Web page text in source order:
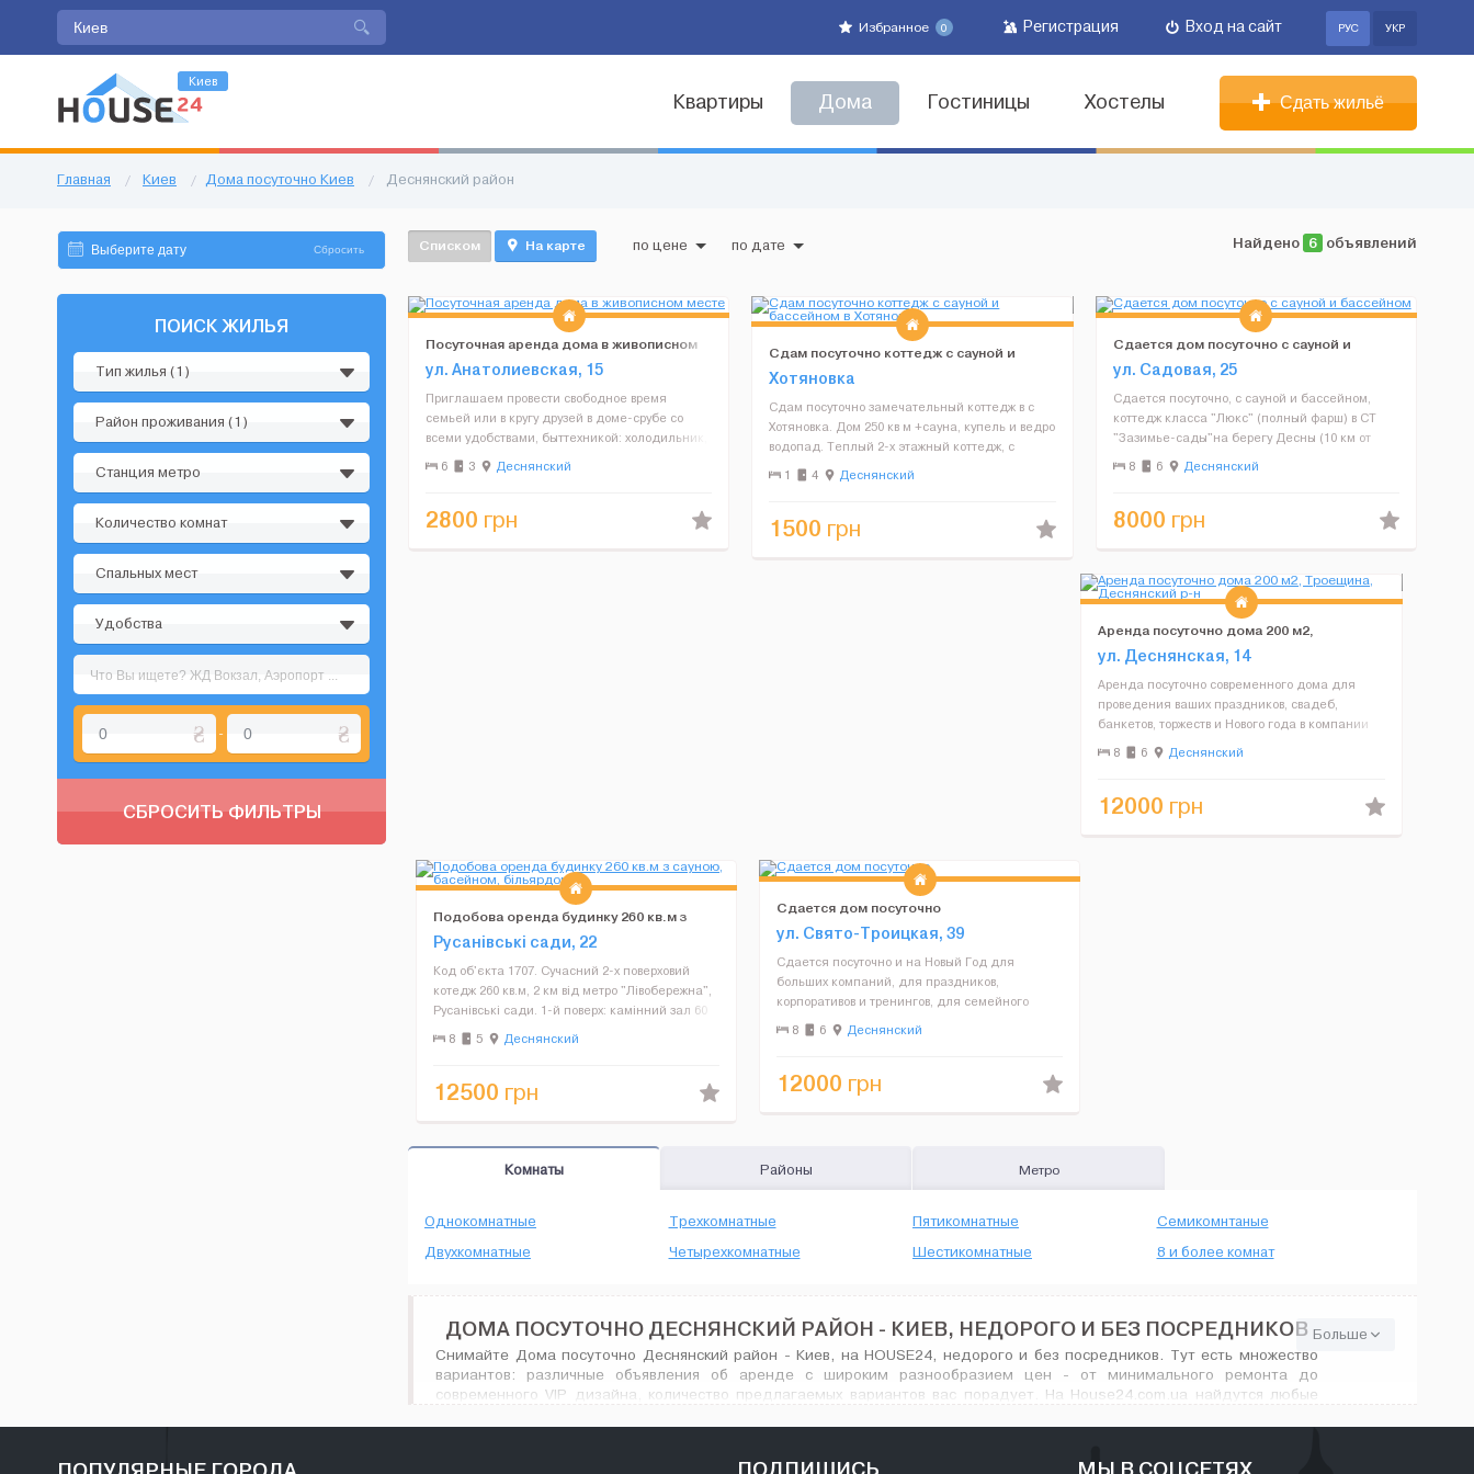
Избранное 0 Регистрация Вход на сайт РУС УКР
Киев
Квартиры Дома Гостиницы Хостелы Сдать жильё
Главная / Киев / Дома посуточно Киев / Деснянский район
Сбросить
ПОИСК ЖИЛЬЯ
Тип жилья (1)
Район проживания (1)
Станция метро
Количество комнат
Спальных мест
Удобства
-
СБРОСИТЬ ФИЛЬТРЫ
Списком На карте по цене по дате Найдено 6 объявлений
Посуточная аренда дома в живописном
месте
ул. Анатолиевская, 15
Приглашаем провести свободное время
семьей или в кругу друзей в доме-срубе со
всеми удобствами, быттехникой: холодильник,
микроволновая печь,
электрочайник,кондиционер, телевизор,
и в каж...
6 3 Деснянский
2800 грн
Сдам посуточно коттедж с сауной и
бассейном в Хотяновке
Хотяновка
Cдам посуточно замечательный коттедж в с
Хотяновка. Дом 250 кв м +сауна, купель и ведро
водопад. Теплый 2-х этажный коттедж, с
большими витражными окнами в хвойный лес,
шикарным банным комплексом состоящим: из
1 4 Деснянский
1500 грн
Сдается дом посуточно с сауной и
бассейном
ул. Садовая, 25
Сдается посуточно, с сауной и бассейном,
коттедж класса "Люкс" (полный фарш) в СТ
"Зазимье-сады"на берегу Десны (10 км от
Киева), 250 м.кв, 3 этажа, 4 раздельные
спальни (11 спальных мест), банкетный зал на
8 6 Деснянский
8000 грн
Аренда посуточно дома 200 м2,
Троещина, Деснянский р-н
ул. Деснянская, 14
Аренда посуточно современного дома для
проведения ваших праздников, свадеб,
банкетов, торжеств и Нового года в компании
близких и друзей. Принимаем компании до 40
человек. Площадь дома 200 м2, 2 этажа,
8 6 Деснянский
12000 грн
Подобова оренда будинку 260 кв.м з
сауною, басейном, більярдом
Русанівські сади, 22
Код об'єкта 1707. Сучасний 2-х поверховий
котедж 260 кв.м, 2 км від метро "Лівобережна",
Русанівські сади. 1-й поверх: камінний зал 60
кв.м, кухня-їдальня, сауна, басейн 7,5х3,5х1,8
м, більярд, TV, DVD, музичний центр, караоке,
8 5 Деснянский
12500 грн
Сдается дом посуточно
ул. Cвято-Троицкая, 39
Сдается посуточно и на Новый Год для
больших компаний, для праздников,
корпоративов и тренингов, для семейного
отдыха, современный дом класса-люкс (360
м2, 3 этажа) на берегу большого залива (200 м)
8 6 Деснянский
12000 грн
Комнаты Районы Метро
Однокомнатные
Двухкомнатные
Трехкомнатные
Четырехкомнатные
Пятикомнатные
Шестикомнатные
Семикомнтаные
8 и более комнат
ДОМА ПОСУТОЧНО ДЕСНЯНСКИЙ РАЙОН - КИЕВ, НЕДОРОГО И БЕЗ ПОСРЕДНИКОВ
Снимайте Дома посуточно Деснянский район - Киев, на HOUSE24, недорого и без посредников. Тут есть множество
вариантов: различные объявления об аренде с широким разнообразием цен - от минимального ремонта до
современного VIP дизайна, количество предлагаемых вариантов вас порадует. На House24.com.ua найдутся любые
Больше